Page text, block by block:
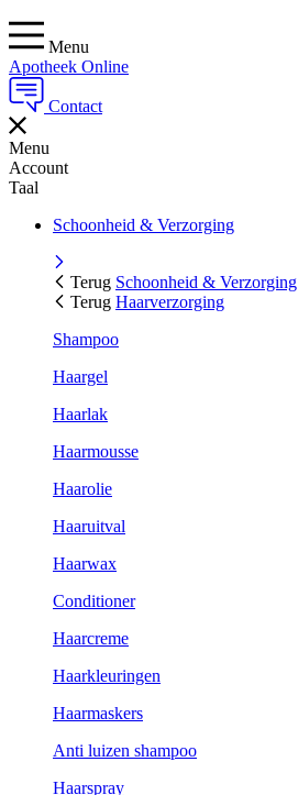
Menu
Apotheek Online
Contact
Menu
Account
Taal
Schoonheid & Verzorging
Terug Schoonheid & Verzorging
Terug Haarverzorging
Shampoo
Haargel
Haarlak
Haarmousse
Haarolie
Haaruitval
Haarwax
Conditioner
Haarcreme
Haarkleuringen
Haarmaskers
Anti luizen shampoo
Haarspray